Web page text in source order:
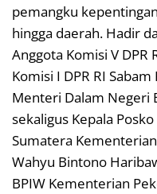
pemangku
hingga daerah. Hadir
Anggota Komisi V DPR
Komisi I DPR RI
Menteri Dalam Negeri
sekaligus Kepala
Sumatera
Wahyu Bintono
BPIW Kementerian